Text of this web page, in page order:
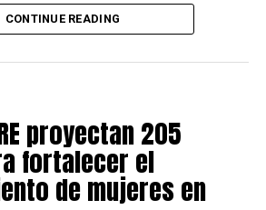
CONTINUE READING
proyectan 205
fortalecer el
de mujeres en